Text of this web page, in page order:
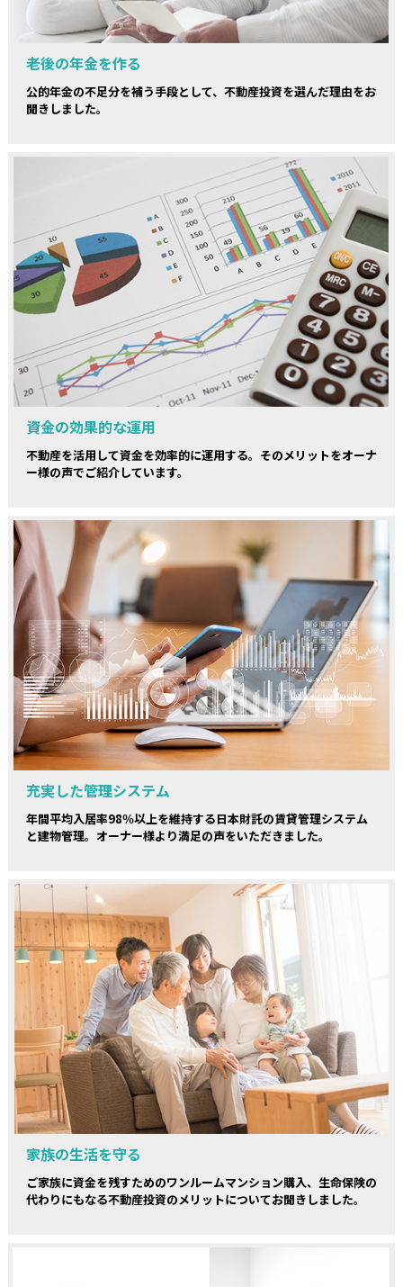
老後の年金を作る
公的年金の不足分を補う手段として、不動産投資を選んだ理由をお
聞きしました。
資金の効果的な運用
不動産を活用して資金を効率的に運用する。そのメリットをオーナ
ー様の声でご紹介しています。
充実した管理システム
年間平均入居率98％以上を維持する日本財託の賃貸管理システム
と建物管理。オーナー様より満足の声をいただきました。
家族の生活を守る
ご家族に資金を残すためのワンルームマンション購入、生命保険の
代わりにもなる不動産投資のメリットについてお聞きしました。